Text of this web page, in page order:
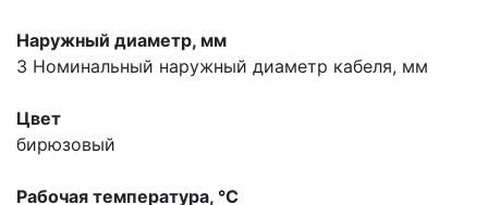
Наружный диаметр, мм
3 Номинальный наружный диаметр кабеля, мм
Цвет
бирюзовый
Рабочая температура, °С